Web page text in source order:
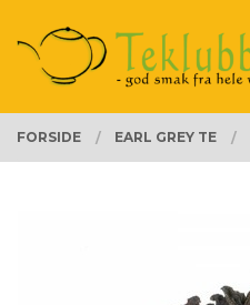
innholdet
PRODUKTER
FORSIDE EARL GREY TE